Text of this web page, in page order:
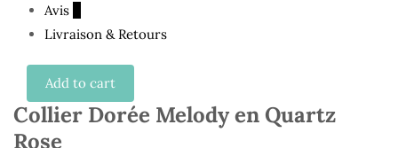
Avis
Livraison & Retours
Add to cart
Collier Dorée Melody en Quartz
Rose